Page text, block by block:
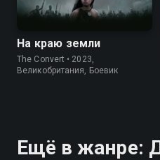
На краю земли
The Convert • 2023,
Великобритания, Боевик
Ещё в жанре: